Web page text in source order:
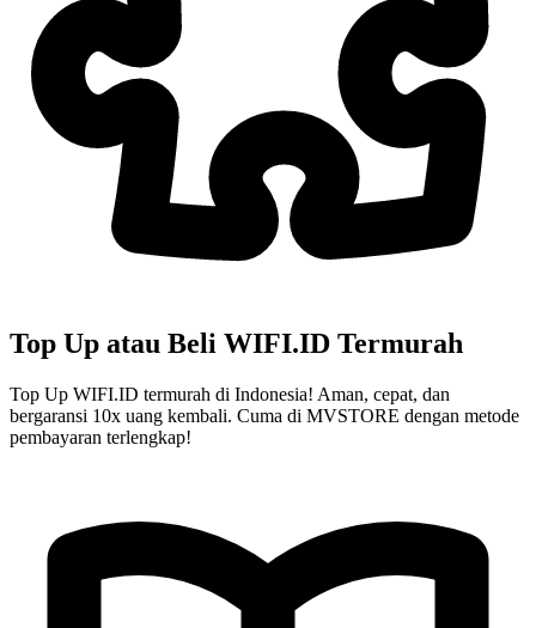
Top Up atau Beli WIFI.ID Termurah
Top Up WIFI.ID termurah di Indonesia! Aman, cepat, dan
bergaransi 10x uang kembali. Cuma di MVSTORE dengan metode
pembayaran terlengkap!